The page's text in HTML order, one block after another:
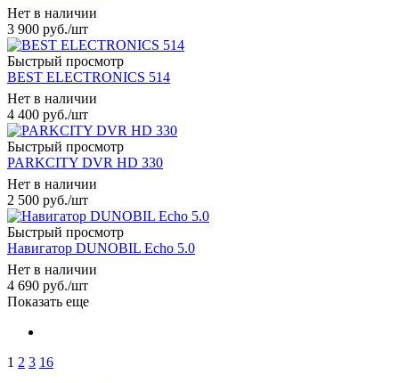
Нет в наличии
3 900 руб./шт
Быстрый просмотр
BEST ELECTRONICS 514
Нет в наличии
4 400 руб./шт
Быстрый просмотр
PARKCITY DVR HD 330
Нет в наличии
2 500 руб./шт
Быстрый просмотр
Навигатор DUNOBIL Echo 5.0
Нет в наличии
4 690 руб./шт
Показать еще
1 2 3 16